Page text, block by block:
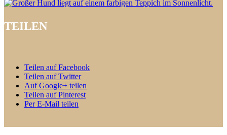
TEILEN
Teilen auf Facebook
Teilen auf Twitter
Auf Google+ teilen
Teilen auf Pinterest
Per E-Mail teilen